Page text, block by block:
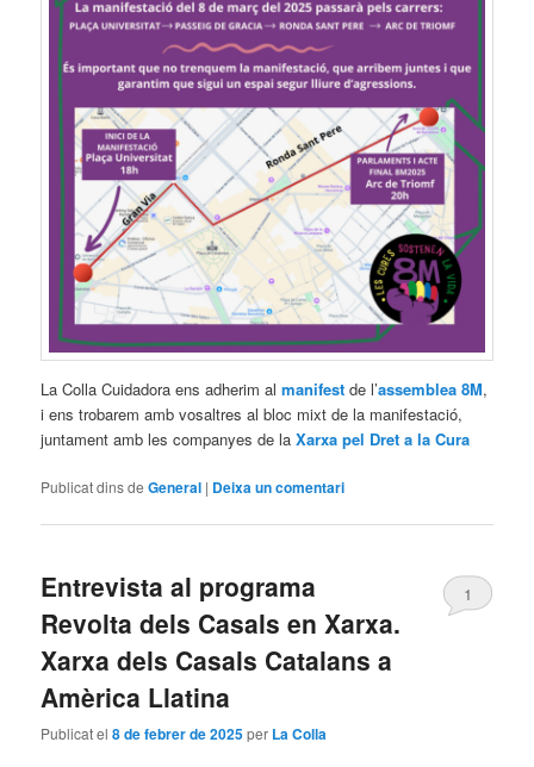
La Colla Cuidadora ens adherim almanifest de l’assemblea 8M,
i ens trobarem amb vosaltres al bloc mixt de la manifestació,
juntament amb les companyes de laXarxa pel Dret a la Cura
Publicat dins de General | Deixa un comentari
Entrevista al programa
Revolta dels Casals en Xarxa.
Xarxa dels Casals Catalans a
Amèrica Llatina
Publicat el8 de febrer de 2025per La Colla
1